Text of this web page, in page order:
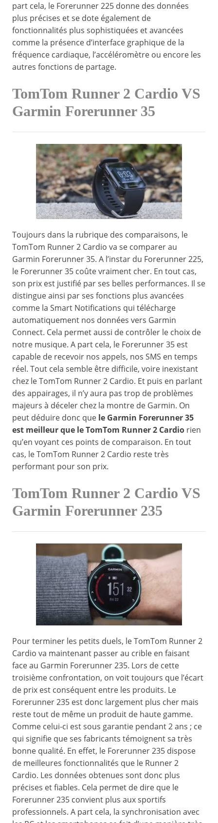
part cela, le Forerunner 225 donne des données
plus précises et se dote également de
fonctionnalités plus sophistiquées et avancées
comme la présence d’interface graphique de la
fréquence cardiaque, l’accéléromètre ou encore les
autres fonctions de partage.
TomTom Runner 2 Cardio VS
Garmin Forerunner 35
Toujours dans la rubrique des comparaisons, le
TomTom Runner 2 Cardio va se comparer au
Garmin Forerunner 35. A l’instar du Forerunner 225,
le Forerunner 35 coûte vraiment cher. En tout cas,
son prix est justifié par ses belles performances. Il se
distingue ainsi par ses fonctions plus avancées
comme la Smart Notifications qui télécharge
automatiquement nos données vers Garmin
Connect. Cela permet aussi de contrôler le choix de
notre musique. A part cela, le Forerunner 35 est
capable de recevoir nos appels, nos SMS en temps
réel. Tout cela semble être difficile, voire inexistant
chez le TomTom Runner 2 Cardio. Et puis en parlant
des appairages, il n’y aura pas trop de problèmes
majeurs à déceler chez la montre de Garmin. On
peut déduire donc que le Garmin Forerunner 35
est meilleur que le TomTom Runner 2 Cardio rien
qu’en voyant ces points de comparaison. En tout
cas, le TomTom Runner 2 Cardio reste très
performant pour son prix.
TomTom Runner 2 Cardio VS
Garmin Forerunner 235
Pour terminer les petits duels, le TomTom Runner 2
Cardio va maintenant passer au crible en faisant
face au Garmin Forerunner 235. Lors de cette
troisième confrontation, on voit toujours que l’écart
de prix est conséquent entre les produits. Le
Forerunner 235 est donc largement plus cher mais
reste tout de même un produit de haute gamme.
Comme celui-ci est sous garantie pendant 2 ans ; ce
qui signifie que ses fabricants témoignent sa très
bonne qualité. En effet, le Forerunner 235 dispose
de meilleures fonctionnalités que le Runner 2
Cardio. Les données obtenues sont donc plus
précises et fiables. Cela permet de dire que le
Forerunner 235 convient plus aux sportifs
professionnels. A part cela, la synchronisation avec